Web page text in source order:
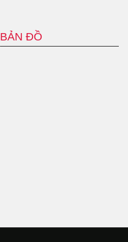
BẢN ĐỒ